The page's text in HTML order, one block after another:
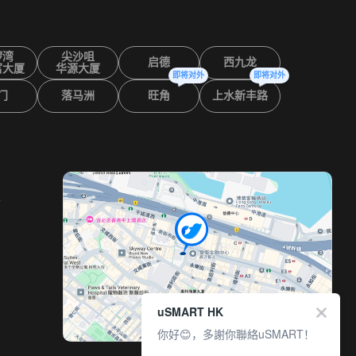
湾
大厦
尖沙咀
华源大厦
启德 西九龙
落马洲 旺角
即将对外
上水新丰路
即将对外
uSMART HK
你好😊，多謝你聯絡uSMART！